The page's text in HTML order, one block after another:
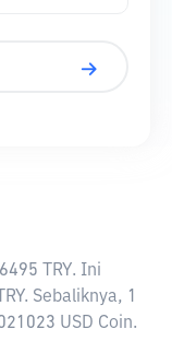
TRY. Ini
Sebaliknya, 1
USD Coin.